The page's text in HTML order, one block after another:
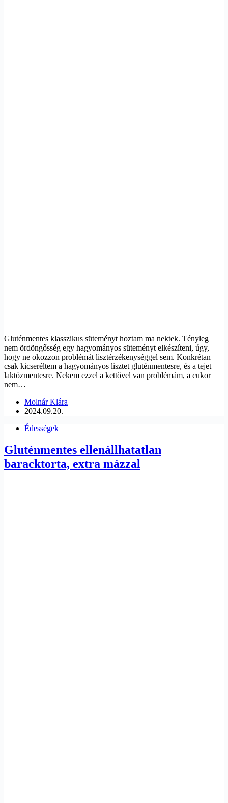
Gluténmentes klasszikus süteményt hoztam ma nektek. Tényleg
nem ördöngősség egy hagyományos süteményt elkészíteni, úgy,
hogy ne okozzon problémát lisztérzékenységgel sem. Konkrétan
csak kicseréltem a hagyományos lisztet gluténmentesre, és a tejet
laktózmentesre. Nekem ezzel a kettővel van problémám, a cukor
nem…
Molnár Klára
2024.09.20.
Édességek
Gluténmentes ellenállhatatlan
baracktorta, extra mázzal